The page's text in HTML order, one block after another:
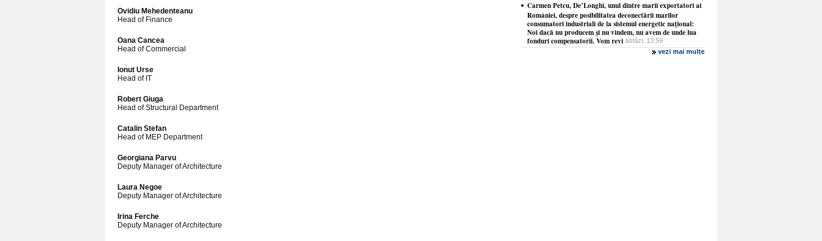
Ovidiu Mehedenteanu
Head of Finance
Oana Cancea
Head of Commercial
Ionut Urse
Head of IT
Robert Giuga
Head of Structural Department
Catalin Stefan
Head of MEP Department
Georgiana Parvu
Deputy Manager of Architecture
Laura Negoe
Deputy Manager of Architecture
Irina Ferche
Deputy Manager of Architecture
Carmen Petcu, De’Longhi, unul dintre marii exportatori ai
României, despre posibilitatea deconectării marilor
consumatori industriali de la sistemul energetic naţional:
Noi dacă nu producem şi nu vindem, nu avem de unde lua
fonduri compensatorii. Vom revi astăzi, 13:59
vezi mai multe